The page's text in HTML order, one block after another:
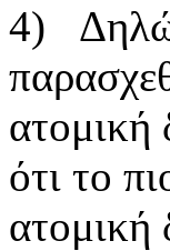
4)
ατομική
ότι το
ατομική